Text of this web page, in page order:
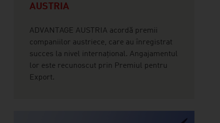
AUSTRIA
ADVANTAGE AUSTRIA acordă premii
companiilor austriece, care au înregistrat
succes la nivel internațional. Angajamentul
lor este recunoscut prin Premiul pentru
Export.